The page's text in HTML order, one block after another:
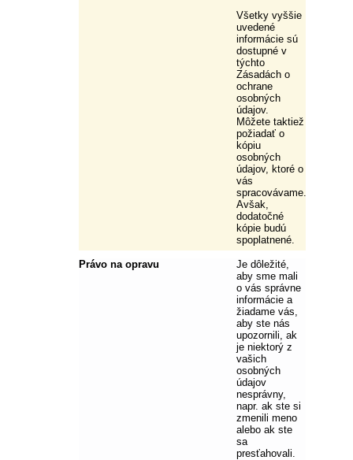
Všetky vyššie
uvedené
informácie sú
dostupné v
týchto
Zásadách o
ochrane
osobných
údajov.
Môžete taktiež
požiadať o
kópiu
osobných
údajov, ktoré o
vás
spracovávame.
Avšak,
dodatočné
kópie budú
spoplatnené.
Právo na opravu
Je dôležité,
aby sme mali
o vás správne
informácie a
žiadame vás,
aby ste nás
upozornili, ak
je niektorý z
vašich
osobných
údajov
nesprávny,
napr. ak ste si
zmenili meno
alebo ak ste
sa
presťahovali.